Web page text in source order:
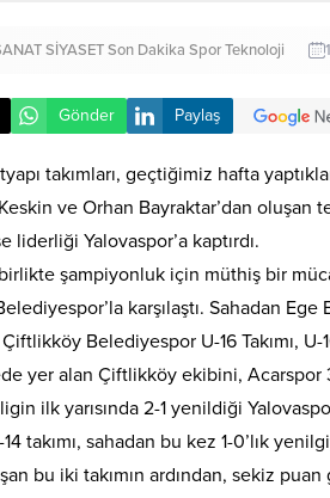
SİYASETSon Dakika SporTeknoloji
Gönder Paylaş
takımları, geçtiğimiz hafta
ve Orhan Bayraktar’dan oluşan
liderliği Yalovaspor’a kaptırdı.
şampiyonluk için müthiş bir
karşılaştı. Sahadan Ege
Belediyespor U-16 Takımı,
yer alan Çiftlikköy ekibini, Acarspor
ilk yarısında 2-1 yenildiği
takımı, sahadan bu kez 1-0’lık
bu iki takımın ardından, sekiz